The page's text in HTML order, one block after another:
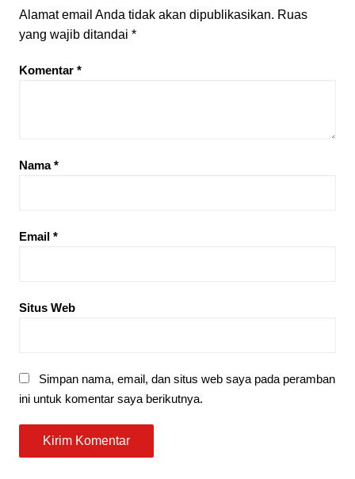
Alamat email Anda tidak akan dipublikasikan. Ruas
yang wajib ditandai *
Komentar *
Nama*
Email *
Situs Web
Simpan nama, email, dan situs web saya pada peramban
ini untuk komentar saya berikutnya.